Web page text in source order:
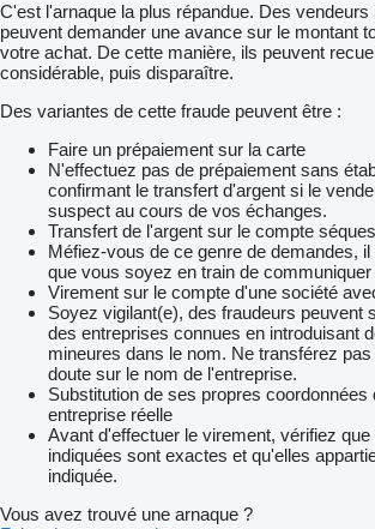
C'est l'arnaque la plus répandue. Des vendeurs
peuvent demander une avance sur le montant
votre achat. De cette manière, ils peuvent
considérable, puis disparaître.
Des variantes de cette fraude peuvent être :
Faire un prépaiement sur la carte
N'effectuez pas de prépaiement sans
confirmant le transfert d'argent si le
suspect au cours de vos échanges.
Transfert de l'argent sur le compte
Méfiez-vous de ce genre de demandes,
que vous soyez en train de
Virement sur le compte d'une société
Soyez vigilant(e), des fraudeurs peuvent
des entreprises connues en introduisant
mineures dans le nom. Ne transférez
doute sur le nom de l'entreprise.
Substitution de ses propres coordonnées
entreprise réelle
Avant d'effectuer le virement, vérifiez
indiquées sont exactes et qu'elles
indiquée.
Vous avez trouvé une arnaque ?